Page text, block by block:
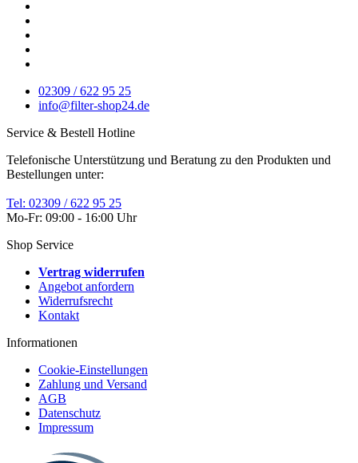
02309 / 622 95 25
info@filter-shop24.de
Service & Bestell Hotline
Telefonische Unterstützung und Beratung zu den Produkten und
Bestellungen unter:
Tel: 02309 / 622 95 25
Mo-Fr: 09:00 - 16:00 Uhr
Shop Service
Vertrag widerrufen
Angebot anfordern
Widerrufsrecht
Kontakt
Informationen
Cookie-Einstellungen
Zahlung und Versand
AGB
Datenschutz
Impressum